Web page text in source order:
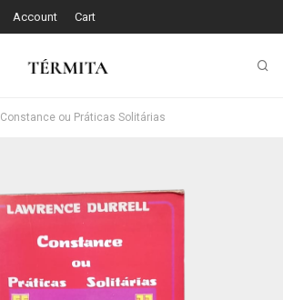
Account Cart
Constance ou Práticas Solitárias